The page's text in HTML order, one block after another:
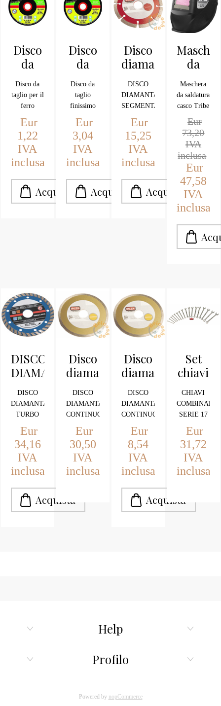
Disco
da
taglio
ferro
115
Disco da
taglio per il
ferro
acciaio
steel per
smerigliatrici
diametro
mm.115.
Eur
1,22
IVA
inclusa
Disco
da
taglio
ferro
230
finissimo
Disco da
taglio
finissimo
per il
acciaio
inox ferro
steel per
smerigliatrici
mm.230
Eur
3,04
IVA
inclusa
Disco
diamantato
115
segmentato
DISCO
DIAMANTATO
SEGMENTATO
115MM
Eur
15,25
IVA
inclusa
da
casco
Tribe
Telwin
MMA-
MIG/
TIG
Maschera
da saldatura
casco Tribe
Telwin
MIG/MAG-
TIG
Eur
73,20
IVA
inclusa
Eur
47,58
IVA
inclusa
DISCO
DIAMANTATO
TURBO
230
DISCO
DIAMANTATO
TURBO
Eur
34,16
IVA
inclusa
Disco
diamantato
230
continuo
1464604
DISCO
DIAMANTATO
CONTINUO
Eur
30,50
IVA
inclusa
Disco
diamantato
115
continuo
1464644
DISCO
DIAMANTATO
CONTINUO
ceramica e
altri
materiali
piu' puliti
Eur
8,54
IVA
inclusa
Set
chiavi
17
pezzi
1460792
CHIAVI
COMBINATE
SERIE 17
Eur
31,72
IVA
inclusa
Help
Profilo
Powered by nopCommerce